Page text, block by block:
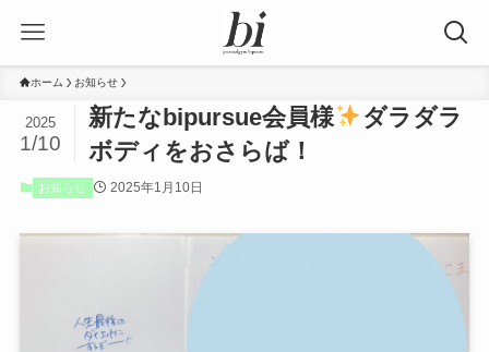
ホーム お知らせ
新たなbipursue会員様
ダラダラ
ボディをおさらば！
2025
1/10
お知らせ 2025年1月10日